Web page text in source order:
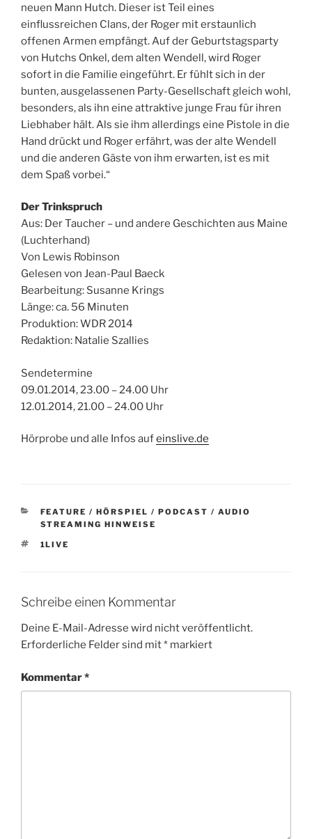
neuen Mann Hutch. Dieser ist Teil eines
einflussreichen Clans, der Roger mit erstaunlich
offenen Armen empfängt. Auf der Geburtstagsparty
von Hutchs Onkel, dem alten Wendell, wird Roger
sofort in die Familie eingeführt. Er fühlt sich in der
bunten, ausgelassenen Party-Gesellschaft gleich wohl,
besonders, als ihn eine attraktive junge Frau für ihren
Liebhaber hält. Als sie ihm allerdings eine Pistole in die
Hand drückt und Roger erfährt, was der alte Wendell
und die anderen Gäste von ihm erwarten, ist es mit
dem Spaß vorbei.“
Der Trinkspruch
Aus: Der Taucher – und andere Geschichten aus Maine
(Luchterhand)
Von Lewis Robinson
Gelesen von Jean-Paul Baeck
Bearbeitung: Susanne Krings
Länge: ca. 56 Minuten
Produktion: WDR 2014
Redaktion: Natalie Szallies
Sendetermine
09.01.2014, 23.00 – 24.00 Uhr
12.01.2014, 21.00 – 24.00 Uhr
Hörprobe und alle Infos aufeinslive.de
KATEGORIEN
FEATURE / HÖRSPIEL / PODCAST / AUDIO
STREAMING HINWEISE
SCHLAGWÖRTER
1LIVE
Schreibe einen Kommentar
Deine E-Mail-Adresse wird nicht veröffentlicht.
Erforderliche Felder sind mit* markiert
Kommentar*